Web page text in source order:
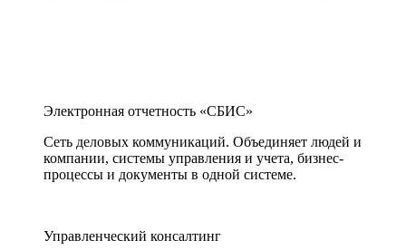
Электронная отчетность «СБИС»
Сеть деловых коммуникаций. Объединяет людей и
компании, системы управления и учета, бизнес-
процессы и документы в одной системе.
Управленческий консалтинг